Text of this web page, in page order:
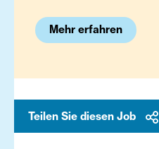
Mehr erfahren
Teilen Sie diesen Job